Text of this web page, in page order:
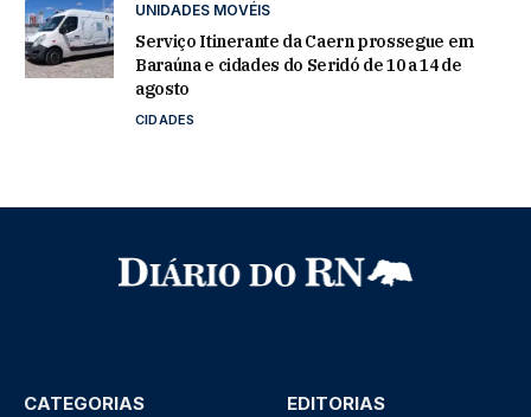
UNIDADES MOVÉIS
Serviço Itinerante da Caern prossegue em
Baraúna e cidades do Seridó de 10 a 14 de
agosto
CIDADES
CATEGORIAS EDITORIAS